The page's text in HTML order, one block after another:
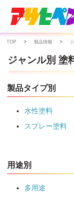
TOP 製品情報
ジャンル別 塗
製品タイプ別
水性塗料
スプレー塗料
用途別
多用途